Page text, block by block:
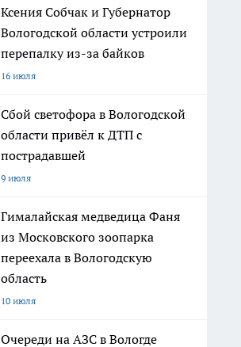
Ксения Собчак и Губернатор
Вологодской области устроили
перепалку из-за байков
16 июля
Сбой светофора в Вологодской
области привёл к ДТП с
пострадавшей
9 июля
Гималайская медведица Фаня
из Московского зоопарка
переехала в Вологодскую
область
10 июля
Очереди на АЗС в Вологде